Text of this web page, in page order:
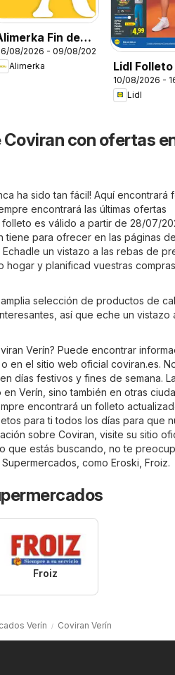
Fin de
08/2026 - 09/08/2026
Alimerka
Lidl
bazar
10/08/2026 -
Lidl
con ofertas
ha sido tan fácil! Aquí encontrará
encontrará las últimas ofertas
es válido a partir de 28/07/
tiene para ofrecer en las páginas
un vistazo a las rebas de
y planificad vuestras
selección de productos de
así que eche un vistazo
Verín? Puede encontrar
en el sitio web oficial coviran.es.
días festivos y fines de semana.
Verín, sino también en otras
encontrará un folleto
para ti todos los días para que
sobre Coviran, visite su sitio
que estás buscando, no te
Supermercados , como Eroski Froiz.
Froiz
Verín Coviran Verín